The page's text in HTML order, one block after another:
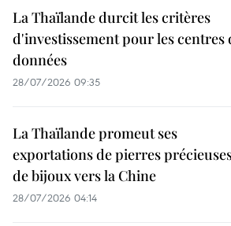
La Thaïlande durcit les critères
d'investissement pour les centres
données
28/07/2026 09:35
La Thaïlande promeut ses
exportations de pierres
de bijoux vers la Chine
28/07/2026 04:14